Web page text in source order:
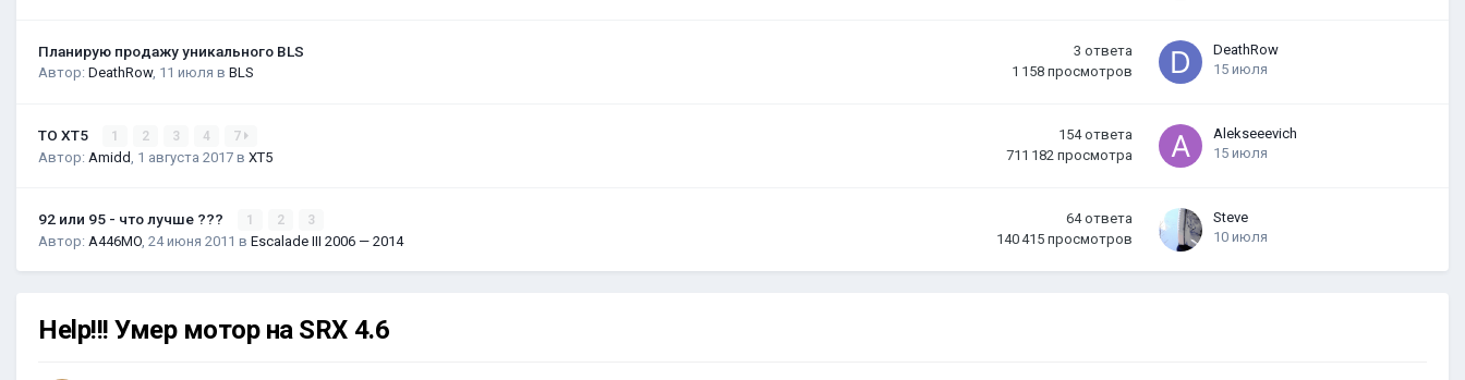
Планирую продажу уникального BLS
Автор: DeathRow, 11 июля в BLS
3 ответа
1 158 просмотров
DeathRow
15 июля
ТО XT5 1 2 3 4 7
Автор: Amidd 1 августа 2017 в XT5
154 ответа
711 182 просмотра
Alekseeevich
15 июля
92 или 95 - что лучше ??? 1 2 3
Автор: A446MO 24 июня 2011 в Escalade III 2006 — 2014
64 ответа
140 415 просмотров
Steve
10 июля
Help!!! Умер мотор на SRX 4.6